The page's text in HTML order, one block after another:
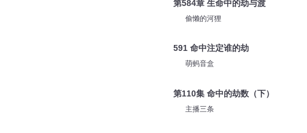
第584章 生命中的劫与渡
偷懒的河狸
591 命中注定谁的劫
萌蚂音盒
第110集 命中的劫数（下）
主播三条